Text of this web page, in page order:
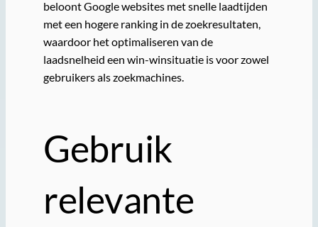
beloont Google websites met snelle laadtijden
met een hogere ranking in de zoekresultaten,
waardoor het optimaliseren van de
laadsnelheid een win-winsituatie is voor zowel
gebruikers als zoekmachines.
Gebruik
relevante